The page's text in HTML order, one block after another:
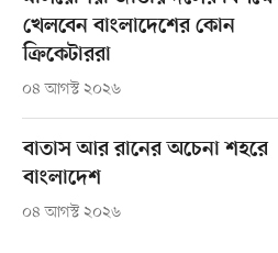
খেলবেন বাংলাদেশের কোন
ক্রিকেটাররা
০৪ আগস্ট ২০২৬
বাতাস আর রানের অচেনা শহরে
বাংলাদেশ
০৪ আগস্ট ২০২৬